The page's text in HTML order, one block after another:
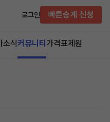
로그인 빠른승계 신청
소식커뮤니티 가격표제원